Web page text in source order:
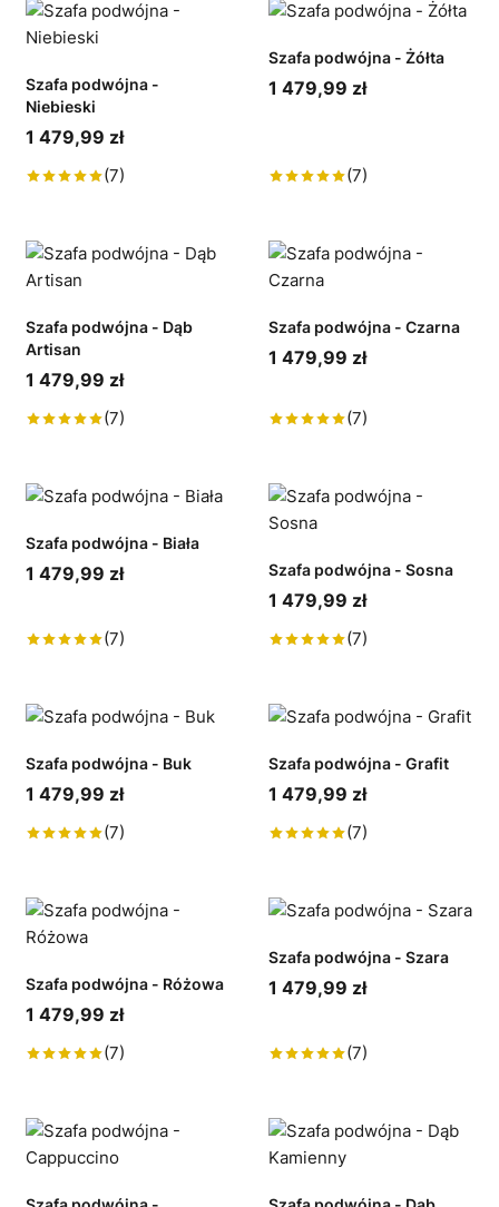
Szafa podwójna -
Niebieski
1 479,99 zł
(7)
Szafa podwójna - Żółta
1 479,99 zł
(7)
Szafa podwójna - Dąb
Artisan
1 479,99 zł
(7)
Szafa podwójna - Czarna
1 479,99 zł
(7)
Szafa podwójna - Biała
1 479,99 zł
(7)
Szafa podwójna - Sosna
1 479,99 zł
(7)
Szafa podwójna - Buk
1 479,99 zł
(7)
Szafa podwójna - Grafit
1 479,99 zł
(7)
Szafa podwójna - Różowa
1 479,99 zł
(7)
Szafa podwójna - Szara
1 479,99 zł
(7)